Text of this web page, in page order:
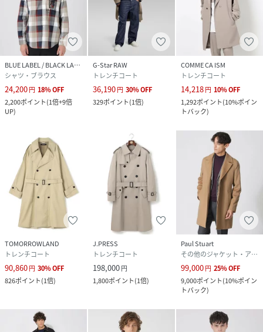
BLUE LABEL / BLACK LABEL CRESTBRIDGE
シャツ・ブラウス
24,200円 18%OFF
2,200ポイント(1倍+9倍
UP)
G-Star RAW
トレンチコート
36,190円 30%OFF
329ポイント(1倍)
COMME CA ISM
トレンチコート
14,218円 10%OFF
1,292ポイント(10%ポイン
トバック)
TOMORROWLAND
トレンチコート
90,860円 30%OFF
826ポイント(1倍)
J.PRESS
トレンチコート
198,000円
1,800ポイント(1倍)
Paul Stuart
その他のジャケット・アウター
99,000円 25%OFF
9,000ポイント(10%ポイン
トバック)